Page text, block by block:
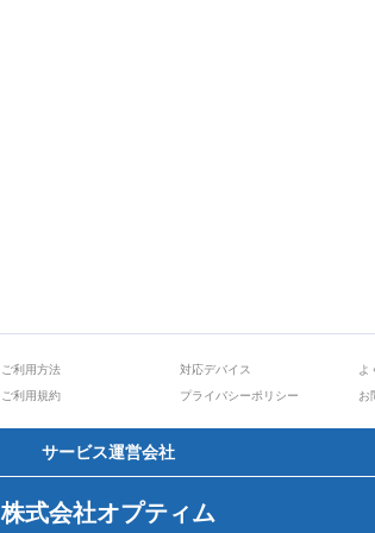
ご利用方法 対応デバイス
よ
ご利用規約
プライバシーポリシー お
サービス運営会社
株式会社オプティム